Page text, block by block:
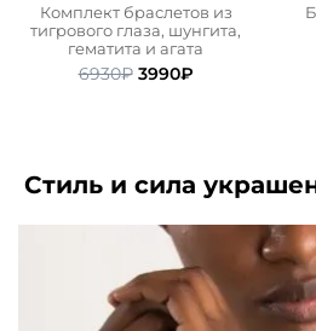
Комплект браслетов из
тигрового глаза, шунгита,
гематита и агата
6930₽ Первоначальная
3990₽Текущая
Стиль и сила